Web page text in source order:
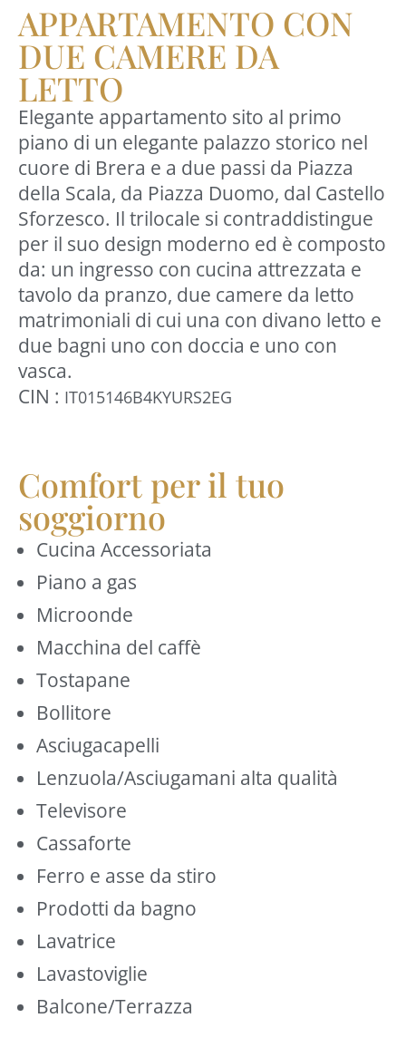
APPARTAMENTO CON
DUE CAMERE DA
LETTO
Elegante appartamento sito al primo
piano di un elegante palazzo storico nel
cuore di Brera e a due passi da Piazza
della Scala, da Piazza Duomo, dal Castello
Sforzesco. Il trilocale si contraddistingue
per il suo design moderno ed è composto
da: un ingresso con cucina attrezzata e
tavolo da pranzo, due camere da letto
matrimoniali di cui una con divano letto e
due bagni uno con doccia e uno con
vasca.
CIN : IT015146B4KYURS2EG
Comfort per il tuo
soggiorno
Cucina Accessoriata
Piano a gas
Microonde
Macchina del caffè
Tostapane
Bollitore
Asciugacapelli
Lenzuola/Asciugamani alta qualità
Televisore
Cassaforte
Ferro e asse da stiro
Prodotti da bagno
Lavatrice
Lavastoviglie
Balcone/Terrazza